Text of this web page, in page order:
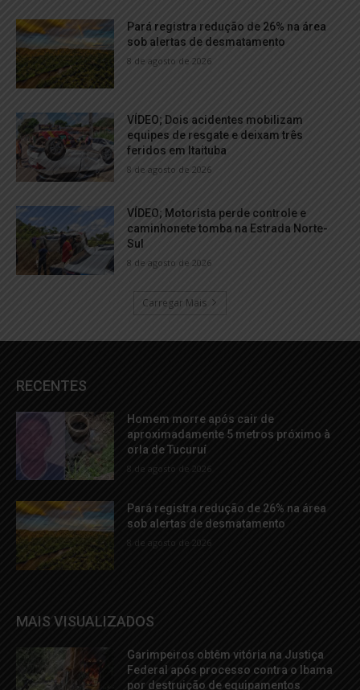
Pará registra redução de 26% na área
sob alertas de desmatamento
8 de agosto de 2026
VÍDEO; Dois acidentes mobilizam
equipes de resgate e deixam três
feridos em Itaituba
8 de agosto de 2026
VÍDEO; Motorista perde controle e
caminhonete tomba na Estrada Norte-
Sul
8 de agosto de 2026
Carregar Mais
RECENTES
Homem morre após cair de
aproximadamente 5 metros próximo à
orla de Tucuruí
8 de agosto de 2026
Pará registra redução de 26% na área
sob alertas de desmatamento
8 de agosto de 2026
MAIS VISUALIZADOS
Garimpeiros obtêm vitória na Justiça
Federal após processo contra o Ibama
por destruição de equipamentos